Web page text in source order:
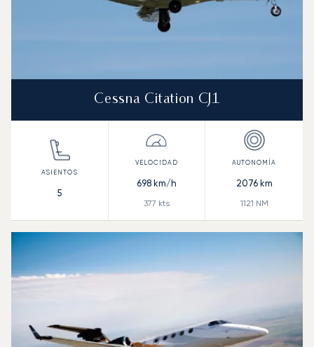
Cessna Citation CJ1
5
698km/h
377 kts
2076km
1121 NM